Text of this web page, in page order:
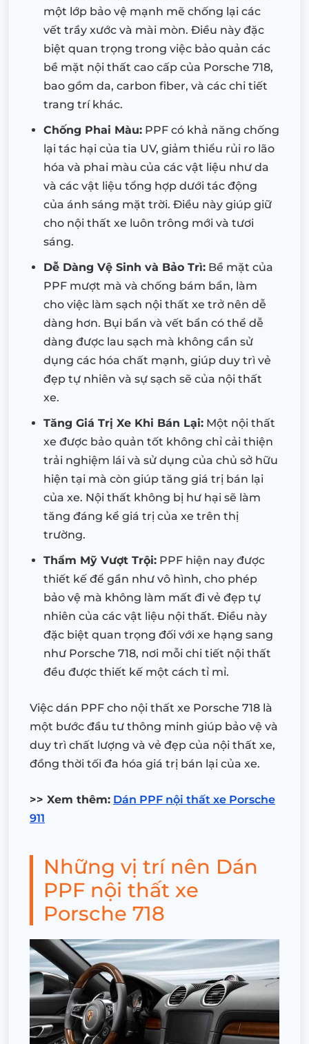
một lớp bảo vệ mạnh mẽ chống lại các
vết trầy xước và mài mòn. Điều này đặc
biệt quan trọng trong việc bảo quản các
bề mặt nội thất cao cấp của Porsche 718,
bao gồm da, carbon fiber, và các chi tiết
trang trí khác.
Chống Phai Màu: PPF có khả năng chống
lại tác hại của tia UV, giảm thiểu rủi ro lão
hóa và phai màu của các vật liệu như da
và các vật liệu tổng hợp dưới tác động
của ánh sáng mặt trời. Điều này giúp giữ
cho nội thất xe luôn trông mới và tươi
sáng.
Dễ Dàng Vệ Sinh và Bảo Trì: Bề mặt của
PPF mượt mà và chống bám bẩn, làm
cho việc làm sạch nội thất xe trở nên dễ
dàng hơn. Bụi bẩn và vết bẩn có thể dễ
dàng được lau sạch mà không cần sử
dụng các hóa chất mạnh, giúp duy trì vẻ
đẹp tự nhiên và sự sạch sẽ của nội thất
xe.
Tăng Giá Trị Xe Khi Bán Lại: Một nội thất
xe được bảo quản tốt không chỉ cải thiện
trải nghiệm lái và sử dụng của chủ sở hữu
hiện tại mà còn giúp tăng giá trị bán lại
của xe. Nội thất không bị hư hại sẽ làm
tăng đáng kể giá trị của xe trên thị
trường.
Thẩm Mỹ Vượt Trội: PPF hiện nay được
thiết kế để gần như vô hình, cho phép
bảo vệ mà không làm mất đi vẻ đẹp tự
nhiên của các vật liệu nội thất. Điều này
đặc biệt quan trọng đối với xe hạng sang
như Porsche 718, nơi mỗi chi tiết nội thất
đều được thiết kế một cách tỉ mỉ.
Việc dán PPF cho nội thất xe Porsche 718 là
một bước đầu tư thông minh giúp bảo vệ và
duy trì chất lượng và vẻ đẹp của nội thất xe,
đồng thời tối đa hóa giá trị bán lại của xe.
>> Xem thêm: Dán PPF nội thất xe Porsche
911
Những vị trí nên Dán
PPF nội thất xe
Porsche 718